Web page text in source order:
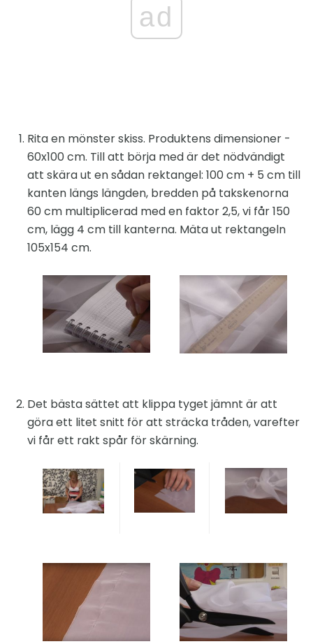
ad
Rita en mönster skiss. Produktens dimensioner -
60x100 cm. Till att börja med är det nödvändigt
att skära ut en sådan rektangel: 100 cm + 5 cm till
kanten längs längden, bredden på takskenorna
60 cm multiplicerad med en faktor 2,5, vi får 150
cm, lägg 4 cm till kanterna. Mäta ut rektangeln
105x154 cm.
Det bästa sättet att klippa tyget jämnt är att
göra ett litet snitt för att sträcka tråden, varefter
vi får ett rakt spår för skärning.